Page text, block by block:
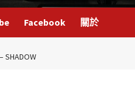
Facebook 關於
SHADOW